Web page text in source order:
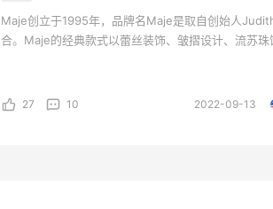
Maje创立于1995年，​品牌名Maje是取自创始人
合。Maje的经典款式以蕾丝装饰、皱摺设计、流苏
多样化且充满独立自信的美感。
27 10 2022-09-13